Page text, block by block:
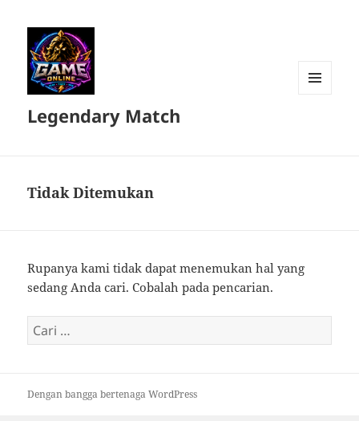
Legendary Match
Tidak Ditemukan
Rupanya kami tidak dapat menemukan hal yang
sedang Anda cari. Cobalah pada pencarian.
Cari
untuk:
Dengan bangga bertenaga WordPress